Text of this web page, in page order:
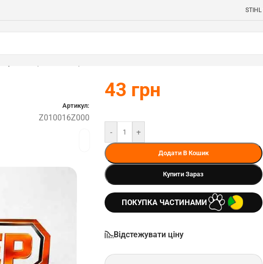
Артикул:
Z010016Z000
43 грн
- +
Додати В Кошик
Купити Зараз
ПОКУПКА ЧАСТИНАМИ
Відстежувати ціну